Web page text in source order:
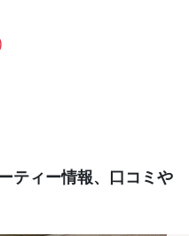
ティー情報、口コミや